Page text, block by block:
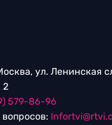
ул. Ленинская
2
579-86-96